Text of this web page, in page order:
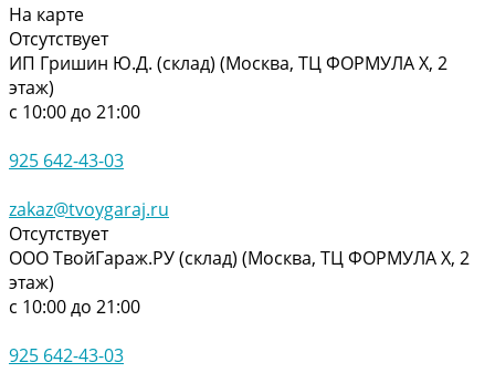
На карте
Отсутствует
ИП Гришин Ю.Д. (склад) (Москва, ТЦ ФОРМУЛА Х, 2
этаж)
с 10:00 до 21:00
925 642-43-03
zakaz@tvoygaraj.ru
Отсутствует
ООО ТвойГараж.РУ (склад) (Москва, ТЦ ФОРМУЛА Х, 2
этаж)
с 10:00 до 21:00
925 642-43-03